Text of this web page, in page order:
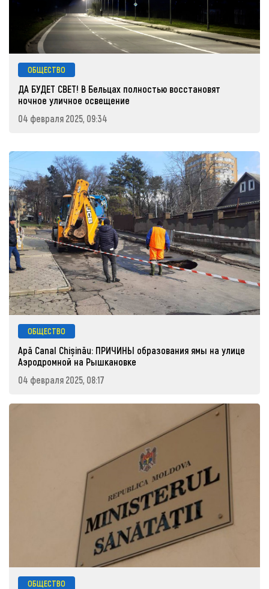
ОБЩЕСТВО
ДА БУДЕТ СВЕТ! В Бельцах полностью восстановят
ночное уличное освещение
04 февраля 2025, 09:34
ОБЩЕСТВО
Apă Canal Chișinău: ПРИЧИНЫ образования ямы на улице
Аэродромной на Рышкановке
04 февраля 2025, 08:17
ОБЩЕСТВО